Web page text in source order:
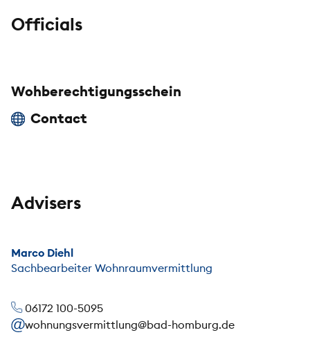
Officials
Wohberechtigungsschein
Contact
Advisers
Marco Diehl
Sachbearbeiter Wohnraumvermittlung
06172 100-5095
wohnungsvermittlung@bad-homburg.de